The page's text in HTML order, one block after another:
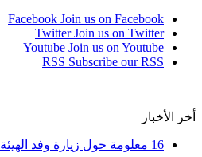
Facebook Join us on Facebook
Twitter Join us on Twitter
Youtube Join us on Youtube
RSS Subscribe our RSS
أخر الأخبار
16 معلومة حول زيارة وفد الهيئة العربية للإستثمار…